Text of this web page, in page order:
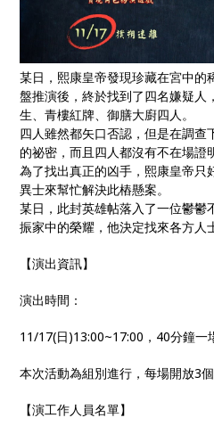
某日，熙康皇帝發現珍藏在宮中的
盤推演後，終於找到了四名嫌疑人
生、青樓紅牌、御膳大廚四人。
四人雖然都矢口否認，但是在調查
的祕密，而且四人都沒有不在場證
為了找出真正的凶手，熙康皇帝只
異士來幫忙解決此樁懸案。
某日，此封英雄帖落入了一位鬱鬱
振家中的榮耀，他決定找來各方人
【演出資訊】
演出時間：
11/17(日)13:00~17:00，40分鐘一
本次活動為組別進行，每場開放3
【演工作人員名單】